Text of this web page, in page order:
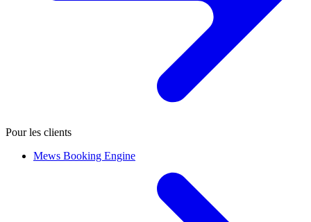
Pour les clients
Mews Booking Engine